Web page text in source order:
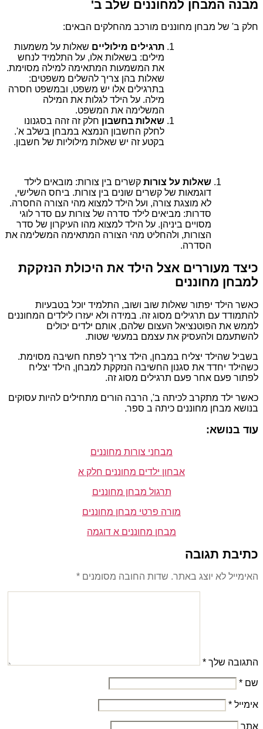
מבנה המבחן למחוננים שלב ב'
חלק ב' של מבחן מחוננים מורכב מהחלקים הבאים:
תרגילים מילוליים שאלות על משמעות
מילים: בשאלות אלו, על התלמיד לנחש
את המשמעות המתאימה למילה מסוימת.
שאלות בהן צריך להשלים משפטים:
בתרגילים אלו יש משפט, ובמשפט חסרה
מילה. על הילד לגלות את המילה
המשלימה את המשפט.
שאלות בחשבון חלק זה זהה בסגנונו
לחלק החשבון הנמצא במבחן בשלב א'.
בקטע זה יש שאלות מילוליות של חשבון.
שאלות על צורות קשרים בין צורות: מובאים לילד
דוגמאות של קשרים שונים בין צורות. ביחס השלישי,
לא מוצגת צורה, ועל הילד למצוא מהי הצורה החסרה.
סדרות: מביאים לילד סדרה של צורות עם סדר לוגי
מסויים ביניהן. על הילד למצוא מהו העיקרון של סדר
הצורות, ולהחליט מהי הצורה המתאימה המשלימה את
הסדרה.
כיצד מעוררים אצל הילד את היכולת הנזקקת
למבחן מחוננים
כאשר הילד יפתור שאלות שוב ושוב, התלמיד יוכל בטבעיות
להתמודד עם תרגילים מסוג זה. במידה ולא יעזרו לילדים המחוננים
לממש את הפוטנציאל העצום שלהם, אותם ילדים יכולים
להשתעמם ולהעסיק את עצמם במעשי שטות.
בשביל שהילד יצליח במבחן, הילד צריך לפתח חשיבה מסוימת.
כשהילד יחדד את סגנון החשיבה הנזקקת למבחן, הילד יצליח
לפתור פעם אחר פעם תרגילים מסוג זה.
כאשר ילד מתקרב לכיתה ב', הרבה הורים מתחילים להיות עסוקים
בנושא מבחן מחוננים כיתה ב ספר.
עוד בנושא:
מבחני צורות מחוננים
אבחון ילדים מחוננים חלק א
תרגול מבחן מחוננים
מורה פרטי מבחן מחוננים
מבחן מחוננים א דוגמה
כתיבת תגובה
האימייל לא יוצג באתר. שדות החובה מסומנים *
התגובה שלך *
שם *
אימייל *
אתר